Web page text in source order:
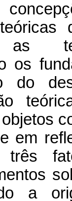
os
do
em
três
a